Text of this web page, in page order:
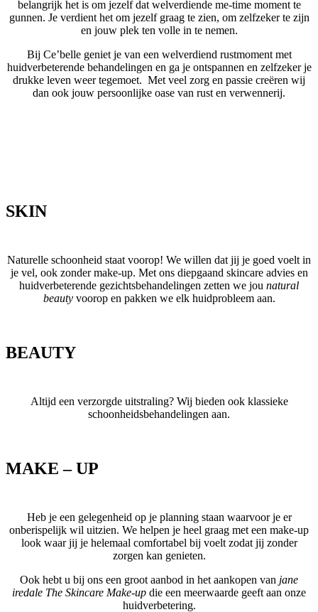
belangrijk het is om jezelf dat welverdiende me-time moment te
gunnen. Je verdient het om jezelf graag te zien, om zelfzeker te zijn
en jouw plek ten volle in te nemen.
Bij Ce’belle geniet je van een welverdiend rustmoment met
huidverbeterende behandelingen en ga je ontspannen en zelfzeker je
drukke leven weer tegemoet. Met veel zorg en passie creëren wij
dan ook jouw persoonlijke oase van rust en verwennerij.
SKIN
Naturelle schoonheid staat voorop! We willen dat jij je goed voelt in
je vel, ook zonder make-up. Met ons diepgaand skincare advies en
huidverbeterende gezichtsbehandelingen zetten we jou natural
beautyvoorop en pakken we elk huidprobleem aan.
BEAUTY
Altijd een verzorgde uitstraling? Wij bieden ook klassieke
schoonheidsbehandelingen aan.
MAKE – UP
Heb je een gelegenheid op je planning staan waarvoor je er
onberispelijk wil uitzien. We helpen je heel graag met een make-up
look waar jij je helemaal comfortabel bij voelt zodat jij zonder
zorgen kan genieten.
Ook hebt u bij ons een groot aanbod in het aankopen van jane
iredale The Skincare Make-up die een meerwaarde geeft aan onze
huidverbetering.